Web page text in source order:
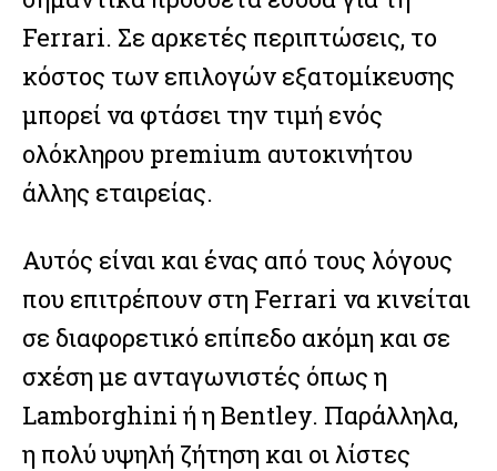
Ferrari. Σε αρκετές περιπτώσεις, το
κόστος των επιλογών εξατομίκευσης
μπορεί να φτάσει την τιμή ενός
ολόκληρου premium αυτοκινήτου
άλλης εταιρείας.
Αυτός είναι και ένας από τους λόγους
που επιτρέπουν στη Ferrari να κινείται
σε διαφορετικό επίπεδο ακόμη και σε
σχέση με ανταγωνιστές όπως η
Lamborghini ή η Bentley. Παράλληλα,
η πολύ υψηλή ζήτηση και οι λίστες